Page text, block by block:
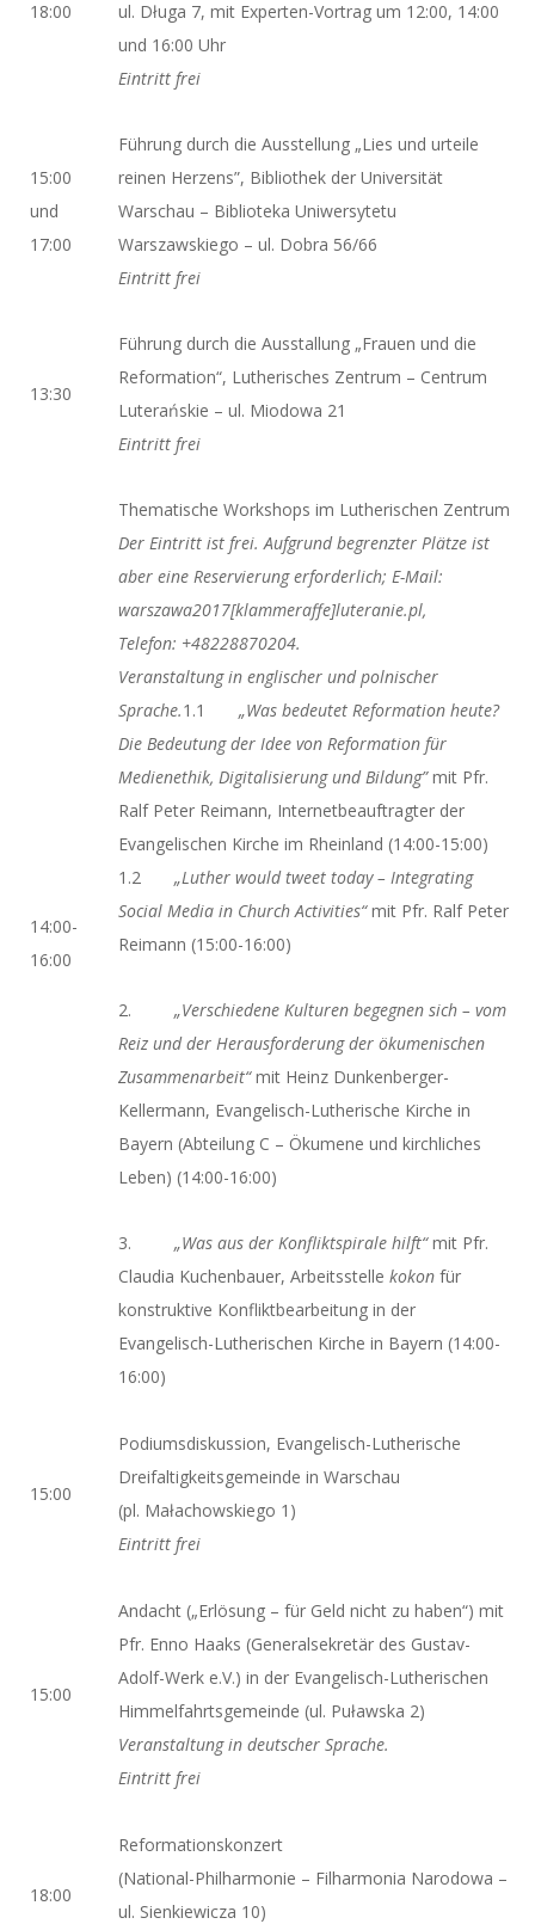
18:00
ul. Długa 7, mit Experten-Vortrag um 12:00, 14:00
und 16:00 Uhr
Eintritt frei
15:00
und
17:00
Führung durch die Ausstellung „Lies und urteile
reinen Herzens”, Bibliothek der Universität
Warschau – Biblioteka Uniwersytetu
Warszawskiego – ul. Dobra 56/66
Eintritt frei
13:30
Führung durch die Ausstallung „Frauen und die
Reformation“, Lutherisches Zentrum – Centrum
Luterańskie – ul. Miodowa 21
Eintritt frei
14:00-
16:00
Thematische Workshops im Lutherischen Zentrum
Der Eintritt ist frei. Aufgrund begrenzter Plätze ist
aber eine Reservierung erforderlich; E-Mail:
warszawa2017[klammeraffe]luteranie.pl,
Telefon: +48228870204.
Veranstaltung in englischer und polnischer
Sprache.1.1 „Was bedeutet Reformation heute?
Die Bedeutung der Idee von Reformation für
Medienethik, Digitalisierung und Bildung”mit Pfr.
Ralf Peter Reimann, Internetbeauftragter der
Evangelischen Kirche im Rheinland (14:00-15:00)
1.2 „Luther would tweet today – Integrating
Social Media in Church Activities“mit Pfr. Ralf Peter
Reimann (15:00-16:00)
2. „Verschiedene Kulturen begegnen sich – vom
Reiz und der Herausforderung der ökumenischen
Zusammenarbeit“mit Heinz Dunkenberger-
Kellermann, Evangelisch-Lutherische Kirche in
Bayern (Abteilung C – Ökumene und kirchliches
Leben) (14:00-16:00)
3. „Was aus der Konfliktspirale hilft“mit Pfr.
Claudia Kuchenbauer, Arbeitsstelle kokon für
konstruktive Konfliktbearbeitung in der
Evangelisch-Lutherischen Kirche in Bayern (14:00-
16:00)
15:00
Podiumsdiskussion, Evangelisch-Lutherische
Dreifaltigkeitsgemeinde in Warschau
(pl. Małachowskiego 1)
Eintritt frei
15:00
Andacht („Erlösung – für Geld nicht zu haben“) mit
Pfr. Enno Haaks (Generalsekretär des Gustav-
Adolf-Werk e.V.) in der Evangelisch-Lutherischen
Himmelfahrtsgemeinde (ul. Puławska 2)
Veranstaltung in deutscher Sprache.
Eintritt frei
18:00
Reformationskonzert
(National-Philharmonie – Filharmonia Narodowa –
ul. Sienkiewicza 10)